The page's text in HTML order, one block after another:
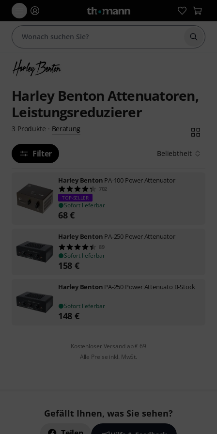
Suche
Harley Benton Attenuatoren,
Leistungsreduzierer
3 Produkte · Beratung
Filter Beliebtheit
Harley Benton PA-100 Power Attenuator
702
TOP-SELLER
Sofort lieferbar
68€
Harley Benton PA-250 Power Attenuator
89
Sofort lieferbar
158 €
Harley Benton PA-250 Power Attenuato B-Stock
Sofort lieferbar
148 €
Kostenloser Versand ab € 69
Alle Preise inkl. MwSt.
Gefällt Ihnen, was Sie sehen?